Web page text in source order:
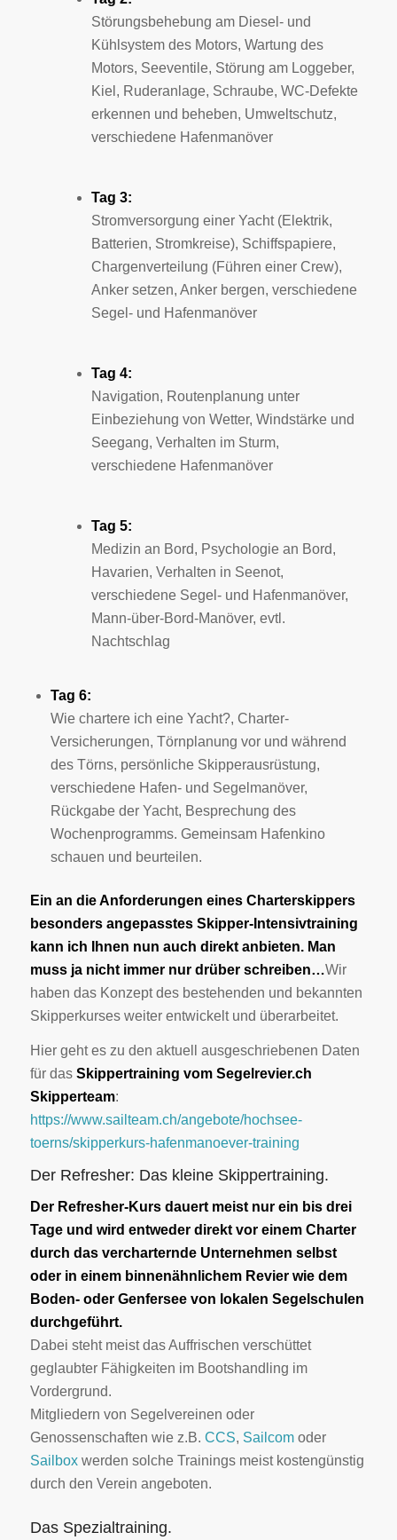
Störungsbehebung am Diesel- und
Kühlsystem des Motors, Wartung des
Motors, Seeventile, Störung am Loggeber,
Kiel, Ruderanlage, Schraube, WC-Defekte
erkennen und beheben, Umweltschutz,
verschiedene Hafenmanöver
Tag 3:
Stromversorgung einer Yacht (Elektrik,
Batterien, Stromkreise), Schiffspapiere,
Chargenverteilung (Führen einer Crew),
Anker setzen, Anker bergen, verschiedene
Segel- und Hafenmanöver
Tag 4:
Navigation, Routenplanung unter
Einbeziehung von Wetter, Windstärke und
Seegang, Verhalten im Sturm,
verschiedene Hafenmanöver
Tag 5:
Medizin an Bord, Psychologie an Bord,
Havarien, Verhalten in Seenot,
verschiedene Segel- und Hafenmanöver,
Mann-über-Bord-Manöver, evtl.
Nachtschlag
Tag 6:
Wie chartere ich eine Yacht?, Charter-
Versicherungen, Törnplanung vor und während
des Törns, persönliche Skipperausrüstung,
verschiedene Hafen- und Segelmanöver,
Rückgabe der Yacht, Besprechung des
Wochenprogramms. Gemeinsam Hafenkino
schauen und beurteilen.
Ein an die Anforderungen eines Charterskippers
besonders angepasstes Skipper-Intensivtraining
kann ich Ihnen nun auch direkt anbieten. Man
muss ja nicht immer nur drüber schreiben…Wir
haben das Konzept des bestehenden und bekannten
Skipperkurses weiter entwickelt und überarbeitet.
Hier geht es zu den aktuell ausgeschriebenen Daten
für das Skippertraining vom Segelrevier.ch
Skipperteam:
https://www.sailteam.ch/angebote/hochsee-
toerns/skipperkurs-hafenmanoever-training
Der Refresher: Das kleine Skippertraining.
Der Refresher-Kurs dauert meist nur ein bis drei
Tage und wird entweder direkt vor einem Charter
durch das vercharternde Unternehmen selbst
oder in einem binnenähnlichem Revier wie dem
Boden- oder Genfersee von lokalen Segelschulen
durchgeführt.
Dabei steht meist das Auffrischen verschüttet
geglaubter Fähigkeiten im Bootshandling im
Vordergrund.
Mitgliedern von Segelvereinen oder
Genossenschaften wie z.B. CCS, Sailcomoder
Sailboxwerden solche Trainings meist kostengünstig
durch den Verein angeboten.
Das Spezialtraining.